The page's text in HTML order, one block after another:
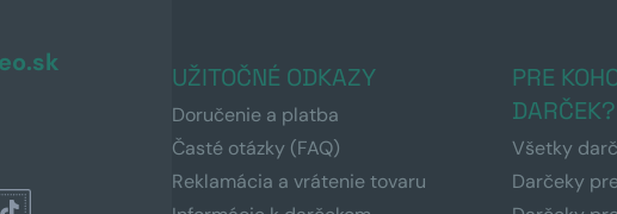
UŽITOČNÉ ODKAZY
Doručenie a platba
Časté otázky (FAQ)
Reklamácia a vrátenie tovaru
PRE
DARČEK?
Všetky
Darčeky